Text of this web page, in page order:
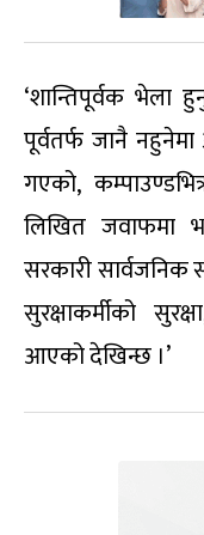
‘शान्तिपूर्वक भेला
पूर्वतर्फ जानै नहुनेमा
गएको,
लिखित जवाफमा
सरकारी सार्वजनिक
सुरक्षाकर्मीको
आएको देखिन्छ ।’